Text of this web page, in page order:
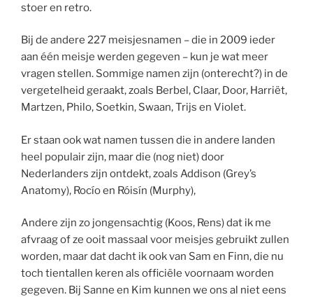
stoer en retro.
Bij de andere 227 meisjesnamen – die in 2009 ieder
aan één meisje werden gegeven – kun je wat meer
vragen stellen. Sommige namen zijn (onterecht?) in de
vergetelheid geraakt, zoals Berbel, Claar, Door, Harriët,
Martzen, Philo, Soetkin, Swaan, Trijs en Violet.
Er staan ook wat namen tussen die in andere landen
heel populair zijn, maar die (nog niet) door
Nederlanders zijn ontdekt, zoals Addison (Grey’s
Anatomy), Rocío en Róisín (Murphy),
Andere zijn zo jongensachtig (Koos, Rens) dat ik me
afvraag of ze ooit massaal voor meisjes gebruikt zullen
worden, maar dat dacht ik ook van Sam en Finn, die nu
toch tientallen keren als officiële voornaam worden
gegeven. Bij Sanne en Kim kunnen we ons al niet eens